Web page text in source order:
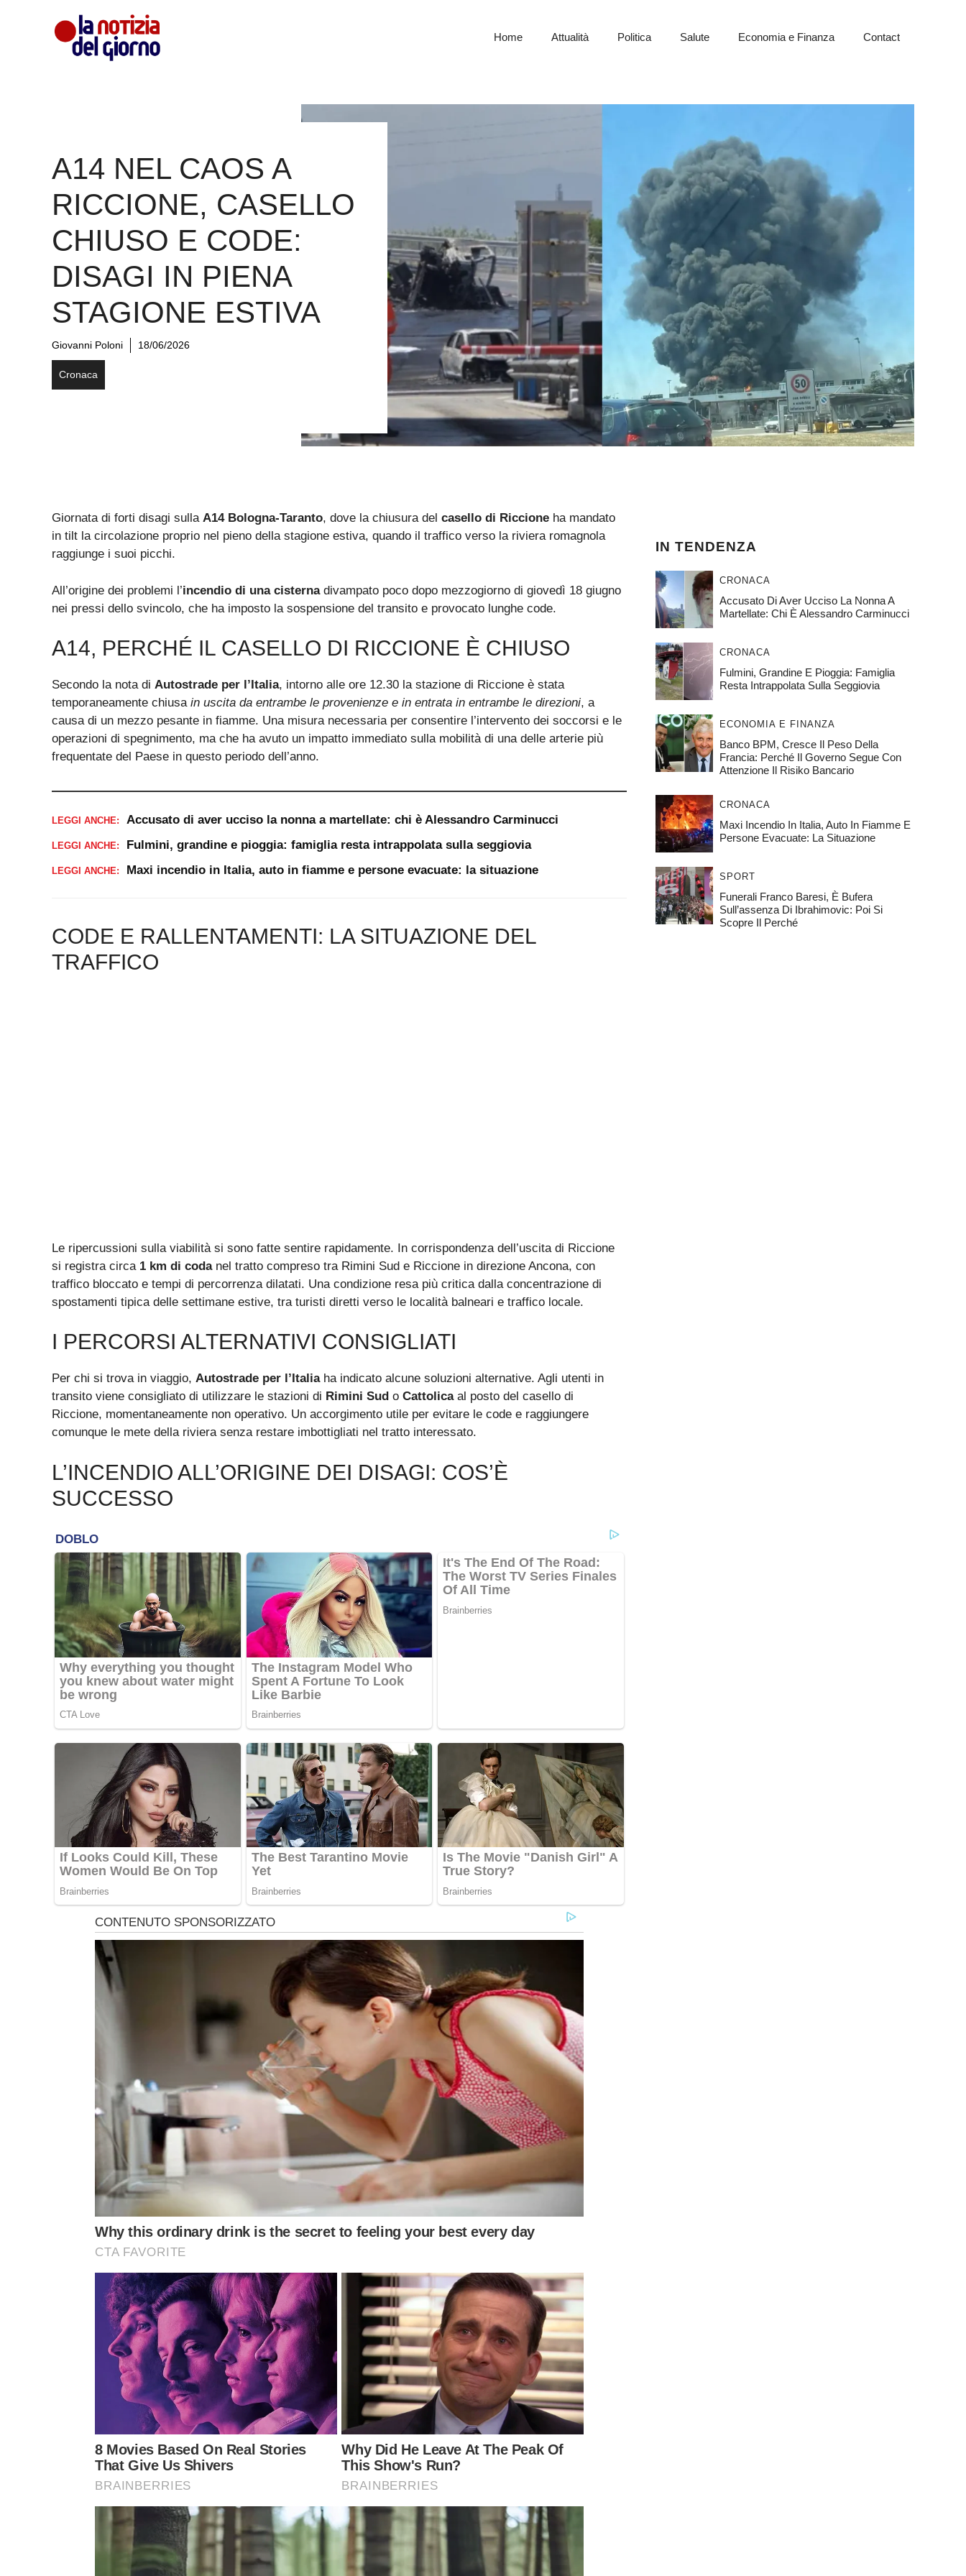
Home Attualità Politica Salute Economia e Finanza Contact
A14 NEL CAOS A
RICCIONE, CASELLO
CHIUSO E CODE:
DISAGI IN PIENA
STAGIONE ESTIVA
Giovanni Poloni 18/06/2026
Cronaca
Giornata di forti disagi sulla A14 Bologna-Taranto, dove la chiusura del casello di Riccione ha mandato
in tilt la circolazione proprio nel pieno della stagione estiva, quando il traffico verso la riviera romagnola
raggiunge i suoi picchi.
All’origine dei problemi l’incendio di una cisternadivampato poco dopo mezzogiorno di giovedì 18 giugno
nei pressi dello svincolo, che ha imposto la sospensione del transito e provocato lunghe code.
A14, PERCHÉ IL CASELLO DI RICCIONE È CHIUSO
Secondo la nota di Autostrade per l’Italia, intorno alle ore 12.30 la stazione di Riccione è stata
temporaneamente chiusa in uscita da entrambe le provenienze e in entrata in entrambe le direzioni, a
causa di un mezzo pesante in fiamme. Una misura necessaria per consentire l’intervento dei soccorsi e le
operazioni di spegnimento, ma che ha avuto un impatto immediato sulla mobilità di una delle arterie più
frequentate del Paese in questo periodo dell’anno.
LEGGI ANCHE: Accusato di aver ucciso la nonna a martellate: chi è Alessandro Carminucci
LEGGI ANCHE: Fulmini, grandine e pioggia: famiglia resta intrappolata sulla seggiovia
LEGGI ANCHE: Maxi incendio in Italia, auto in fiamme e persone evacuate: la situazione
CODE E RALLENTAMENTI: LA SITUAZIONE DEL
TRAFFICO
Le ripercussioni sulla viabilità si sono fatte sentire rapidamente. In corrispondenza dell’uscita di Riccione
si registra circa 1 km di codanel tratto compreso tra Rimini Sud e Riccione in direzione Ancona, con
traffico bloccato e tempi di percorrenza dilatati. Una condizione resa più critica dalla concentrazione di
spostamenti tipica delle settimane estive, tra turisti diretti verso le località balneari e traffico locale.
I PERCORSI ALTERNATIVI CONSIGLIATI
Per chi si trova in viaggio, Autostrade per l’Italiaha indicato alcune soluzioni alternative. Agli utenti in
transito viene consigliato di utilizzare le stazioni di Rimini Sud o Cattolicaal posto del casello di
Riccione, momentaneamente non operativo. Un accorgimento utile per evitare le code e raggiungere
comunque le mete della riviera senza restare imbottigliati nel tratto interessato.
L’INCENDIO ALL’ORIGINE DEI DISAGI: COS’È
SUCCESSO
IN TENDENZA
CRONACA
Accusato Di Aver Ucciso La Nonna A
Martellate: Chi È Alessandro Carminucci
CRONACA
Fulmini, Grandine E Pioggia: Famiglia
Resta Intrappolata Sulla Seggiovia
ECONOMIA E FINANZA
Banco BPM, Cresce Il Peso Della
Francia: Perché Il Governo Segue Con
Attenzione Il Risiko Bancario
CRONACA
Maxi Incendio In Italia, Auto In Fiamme E
Persone Evacuate: La Situazione
SPORT
Funerali Franco Baresi, È Bufera
Sull’assenza Di Ibrahimovic: Poi Si
Scopre Il Perché